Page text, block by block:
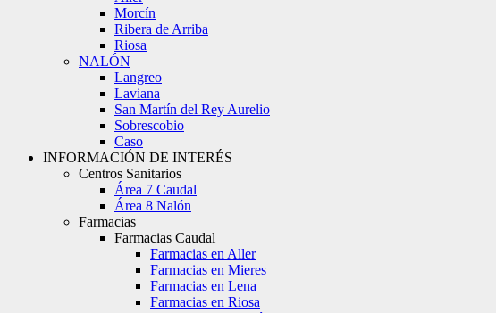
Morcín
Ribera de Arriba
Riosa
NALÓN
Langreo
Laviana
San Martín del Rey Aurelio
Sobrescobio
Caso
INFORMACIÓN DE INTERÉS
Centros Sanitarios
Área 7 Caudal
Área 8 Nalón
Farmacias
Farmacias Caudal
Farmacias en Aller
Farmacias en Mieres
Farmacias en Lena
Farmacias en Riosa